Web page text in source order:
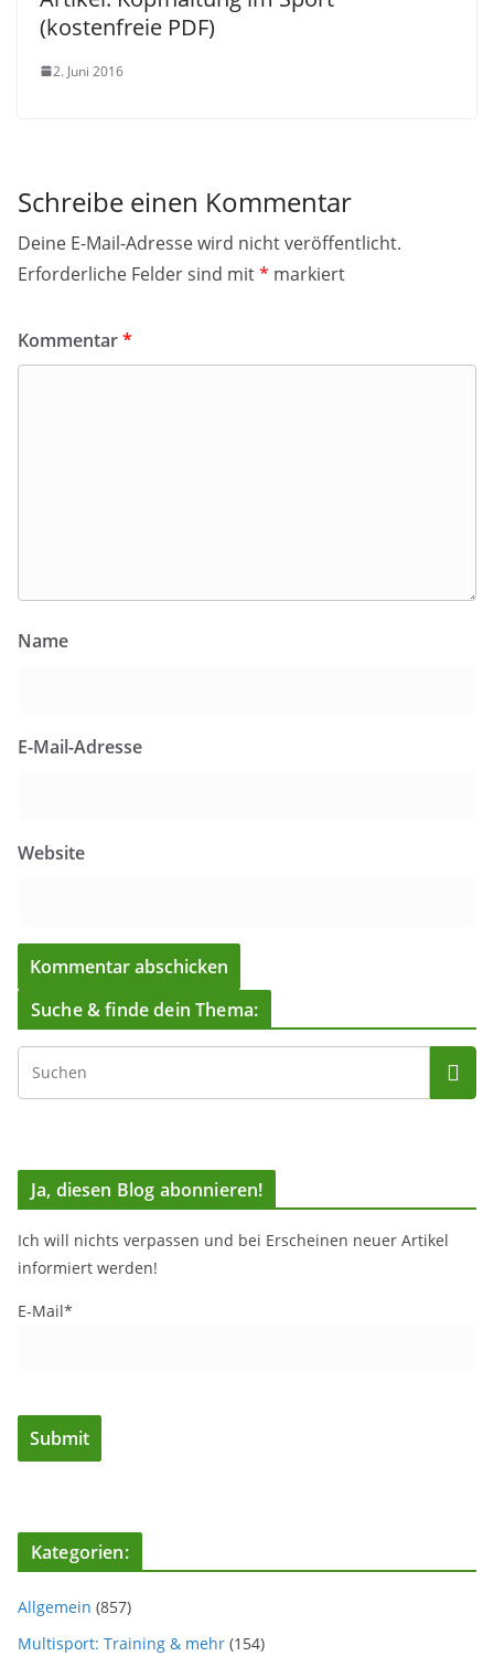
(kostenfreie PDF)
2. Juni 2016
Schreibe einen Kommentar
Deine E-Mail-Adresse wird nicht veröffentlicht.
Erforderliche Felder sind mit* markiert
Kommentar*
Name
E-Mail-Adresse
Website
Suche & finde dein Thema:
Ja, diesen Blog abonnieren!
Ich will nichts verpassen und bei Erscheinen neuer Artikel
informiert werden!
E-Mail*
Kategorien:
Allgemein (857)
Multisport: Training & mehr (154)